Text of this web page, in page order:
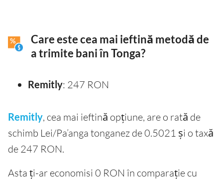
Care este cea mai ieftină metodă de
a trimite bani în Tonga?
Remitly: 247 RON
Remitly, cea mai ieftină opțiune, are o rată de
schimb Lei/Pa’anga tonganez de 0.5021 și o taxă
de 247 RON.
Asta ți-ar economisi 0 RON în comparație cu